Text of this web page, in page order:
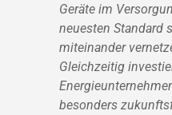
Geräte im
neuesten Standard
miteinander
Gleichzeitig
besonders